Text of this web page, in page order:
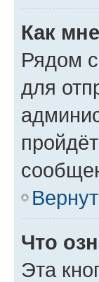
Как
Рядом
для
Что
Эта